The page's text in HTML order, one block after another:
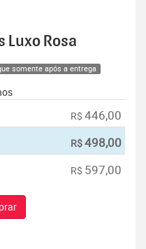
Luxo Rosa
somente após a entrega
R$ 446,00
R$498,00
R$ 597,00